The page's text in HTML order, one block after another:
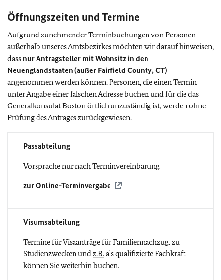
Öffnungszeiten und Termine
Aufgrund zunehmender Terminbuchungen von Personen
außerhalb unseres Amtsbezirkes möchten wir darauf hinweisen,
dass nur Antragsteller mit Wohnsitz in den
Neuenglandstaaten (außer Fairfield County, CT)
angenommen werden können. Personen, die einen Termin
unter Angabe einer falschen Adresse buchen und für die das
Generalkonsulat Boston örtlich unzuständig ist, werden ohne
Prüfung des Antrages zurückgewiesen.
Passabteilung
Vorsprache nur nach Terminvereinbarung
zur Online-Terminvergabe
Visumsabteilung
Termine für Visaanträge für Familiennachzug, zu
Studienzwecken undz.B.als qualifizierte Fachkraft
können Sie weiterhin buchen.